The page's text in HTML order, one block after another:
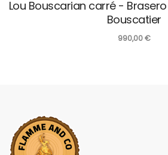
Lou Bouscarian carré -
Bouscatier
990,00€